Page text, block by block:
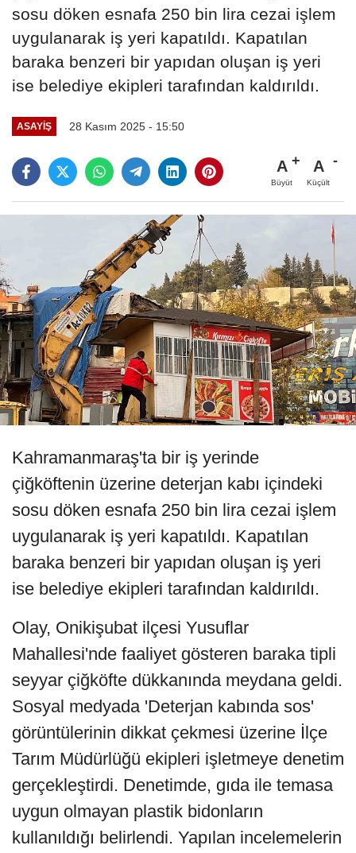
sosu döken esnafa 250 bin lira cezai işlem
uygulanarak iş yeri kapatıldı. Kapatılan
baraka benzeri bir yapıdan oluşan iş yeri
ise belediye ekipleri tarafından kaldırıldı.
ASAYIŞ 28 Kasım 2025 - 15:50
A
Büyüt
A
Küçült
Kahramanmaraş'ta bir iş yerinde
çiğköftenin üzerine deterjan kabı içindeki
sosu döken esnafa 250 bin lira cezai işlem
uygulanarak iş yeri kapatıldı. Kapatılan
baraka benzeri bir yapıdan oluşan iş yeri
ise belediye ekipleri tarafından kaldırıldı.
Olay, Onikişubat ilçesi Yusuflar
Mahallesi'nde faaliyet gösteren baraka tipli
seyyar çiğköfte dükkanında meydana geldi.
Sosyal medyada 'Deterjan kabında sos'
görüntülerinin dikkat çekmesi üzerine İlçe
Tarım Müdürlüğü ekipleri işletmeye denetim
gerçekleştirdi. Denetimde, gıda ile temasa
uygun olmayan plastik bidonların
kullanıldığı belirlendi. Yapılan incelemelerin